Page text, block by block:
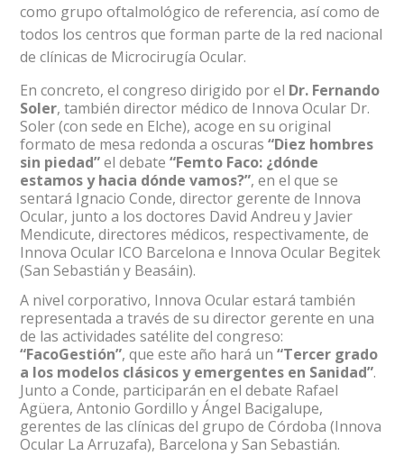
como grupo oftalmológico de referencia, así como de
todos los centros que forman parte de la red nacional
de clínicas de Microcirugía Ocular.
En concreto, el congreso dirigido por el Dr. Fernando
Soler, también director médico de Innova Ocular Dr.
Soler (con sede en Elche), acoge en su original
formato de mesa redonda a oscuras“Diez hombres
sin piedad”el debate“Femto Faco: ¿dónde
estamos y hacia dónde vamos?”, en el que se
sentará Ignacio Conde, director gerente de Innova
Ocular, junto a los doctores David Andreu y Javier
Mendicute, directores médicos, respectivamente, de
Innova Ocular ICO Barcelona e Innova Ocular Begitek
(San Sebastián y Beasáin).
A nivel corporativo, Innova Ocular estará también
representada a través de su director gerente en una
de las actividades satélite del congreso:
“FacoGestión”, que este año hará un“Tercer grado
a los modelos clásicos y emergentes en Sanidad”.
Junto a Conde, participarán en el debate Rafael
Agüera, Antonio Gordillo y Ángel Bacigalupe,
gerentes de las clínicas del grupo de Córdoba (Innova
Ocular La Arruzafa), Barcelona y San Sebastián.